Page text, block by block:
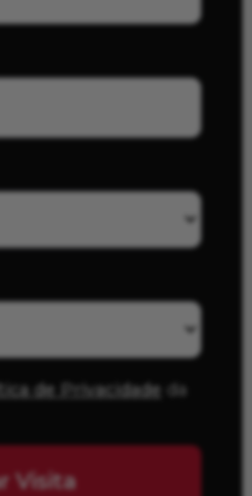
de Privacidade da
Visita